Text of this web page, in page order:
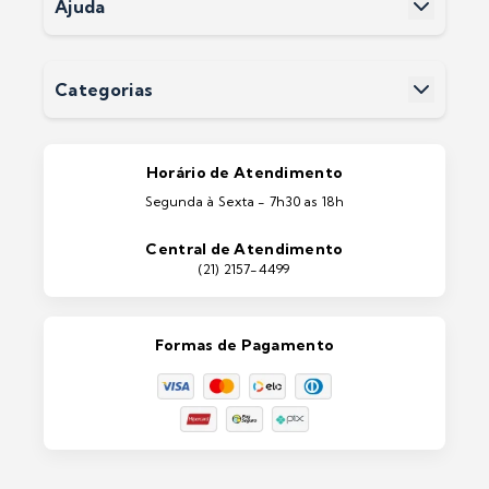
Termos e Condições
Ajuda
Entrega
Categorias
Portas e Janelas
Máquinas e Equipamentos
Lixeiras e Contentores
Horário de Atendimento
Segunda à Sexta - 7h30 as 18h
Central de Atendimento
(21) 2157-4499
Formas de Pagamento